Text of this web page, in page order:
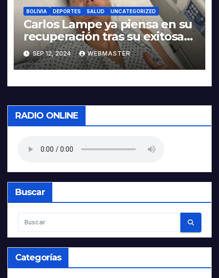
BOLIVIA DEPORTES SALUD UNCATEGORIZED
Carlos Lampe ya piensa en su
recuperación tras su exitosa
operación en el tendón de
Aquiles
SEP 12, 2024 WEBMASTER
RADIO ONLINE
Buscar
Categorías